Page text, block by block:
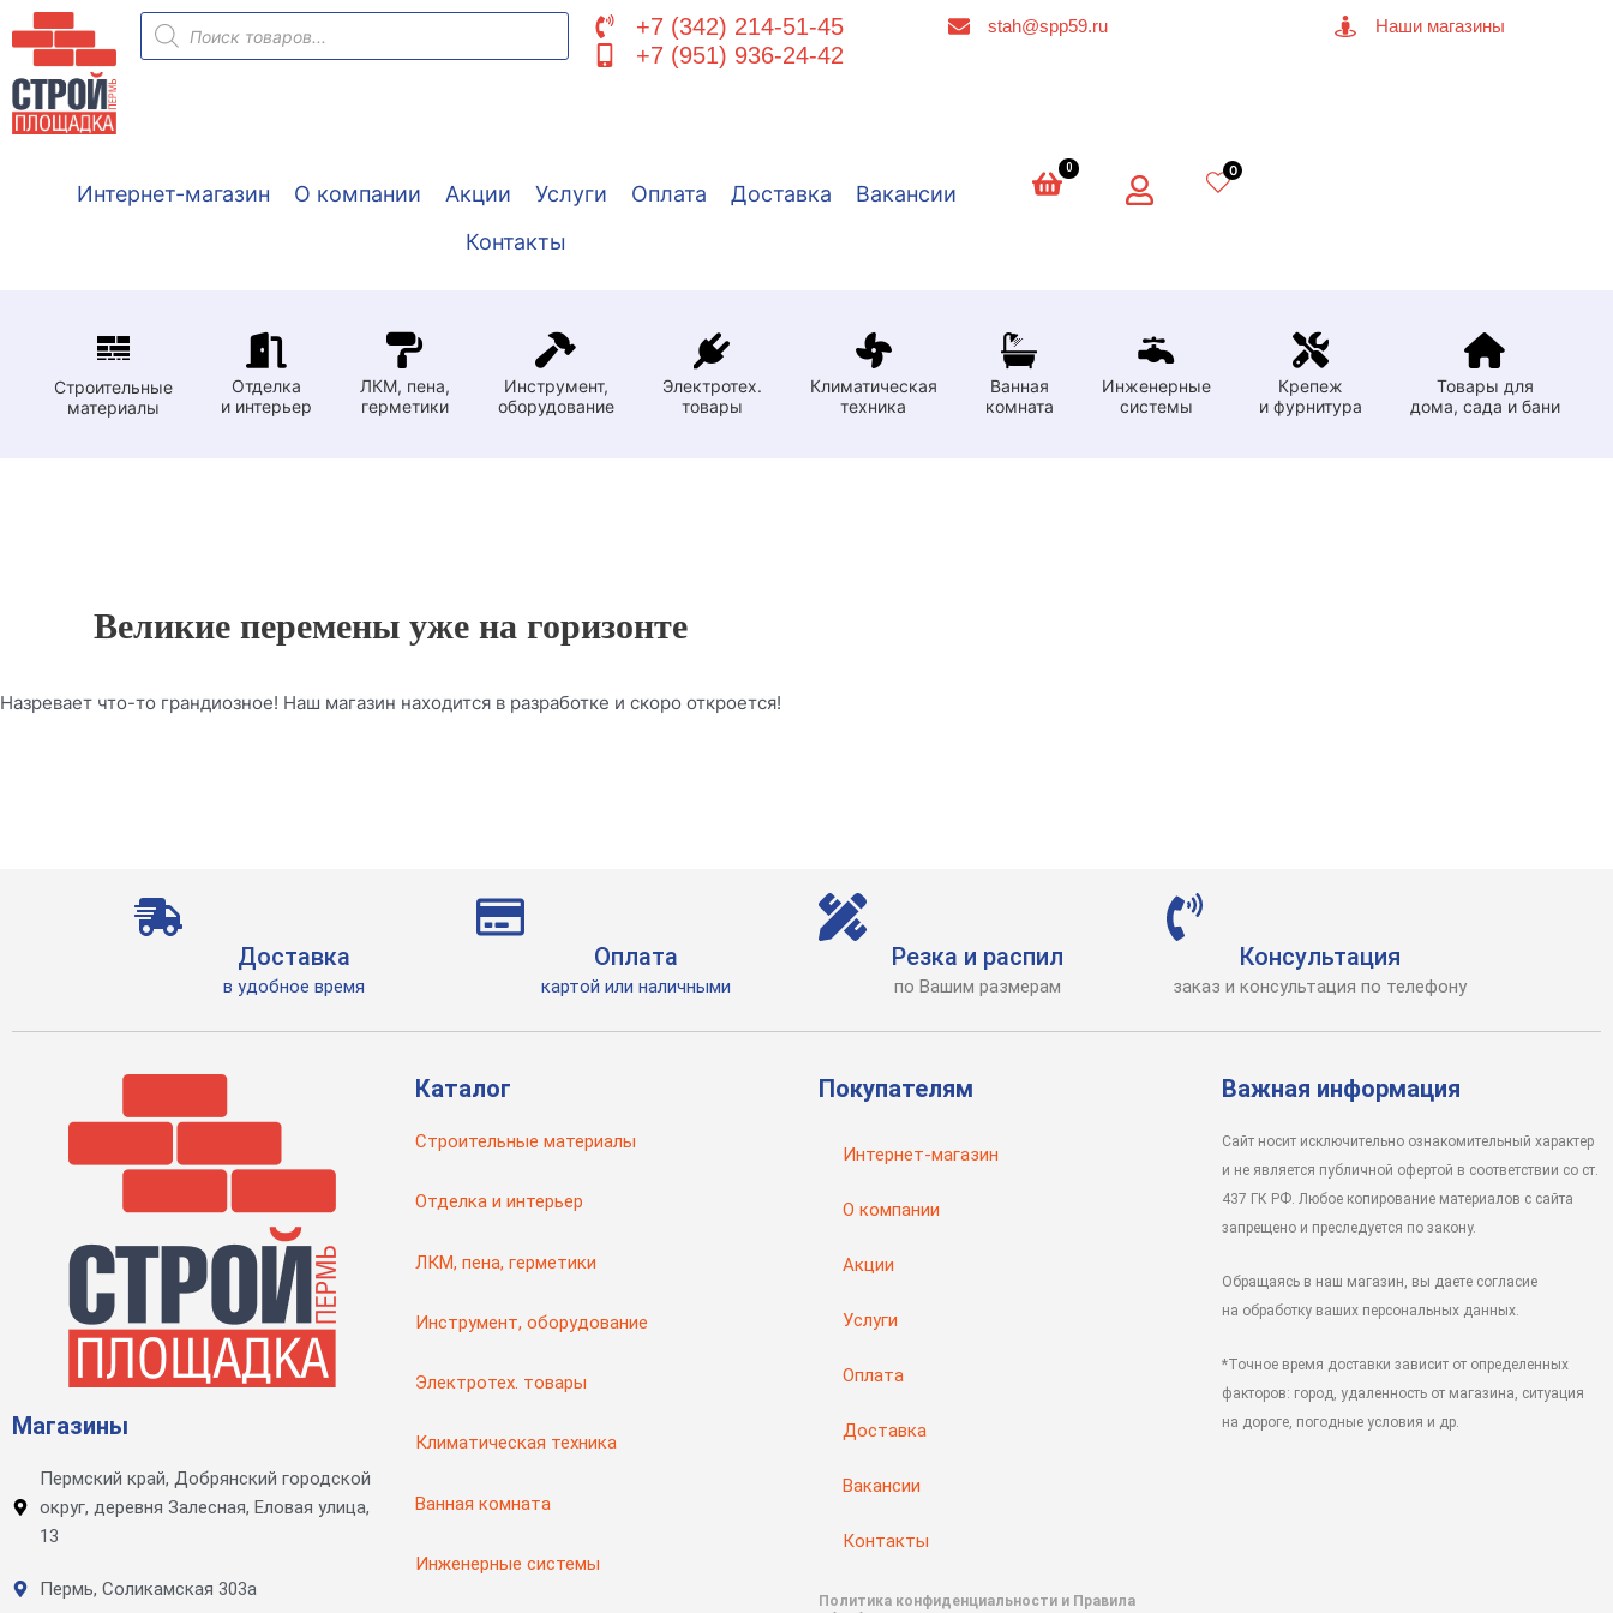
Перейти
содержимому
Поиск
товаров
+7 (342) 214-51-45
+7 (951) 936-24-42
stah@spp59.ru Наши магазины
Интернет-магазин О компании Акции Услуги Оплата Доставка
Вакансии
Контакты
0 0
Строительные
материалы
Отделка
и интерьер
ЛКМ, пена,
герметики
Инструмент,
оборудование
Электротех.
товары
Климатическая
техника
Ванная
комната
Инженерные
системы
Крепеж
и фурнитура
Товары для
дома, сада и бани
Великие перемены уже на горизонте
Назревает что-то грандиозное! Наш магазин находится в разработке и скоро откроется!
Доставка
в удобное время
Оплата
картой или наличными
Резка и распил
по Вашим размерам
Консультация
заказ и консультация по телефону
Магазины
Пермский край, Добрянский городской
округ, деревня Залесная, Еловая улица,
13
Пермь, Соликамская 303а
Каталог
Строительные материалы
Отделка и интерьер
ЛКМ, пена, герметики
Инструмент, оборудование
Электротех. товары
Климатическая техника
Ванная комната
Инженерные системы
Покупателям
Интернет-магазин
О компании
Акции
Услуги
Оплата
Доставка
Вакансии
Контакты
Политика конфиденциальности и Правила
Важная информация
Сайт носит исключительно ознакомительный характер
и не является публичной офертой в соответствии со ст.
437 ГК РФ. Любое копирование материалов с сайта
запрещено и преследуется по закону.
Обращаясь в наш магазин, вы даете согласие
на обработку ваших персональных данных.
*Точное время доставки зависит от определенных
факторов: город, удаленность от магазина, ситуация
на дороге, погодные условия и др.